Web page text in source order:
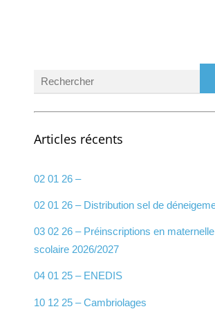
Articles récents
02 01 26 –
02 01 26 – Distribution sel de
03 02 26 – Préinscriptions en
scolaire 2026/2027
04 01 25 – ENEDIS
10 12 25 – Cambriolages